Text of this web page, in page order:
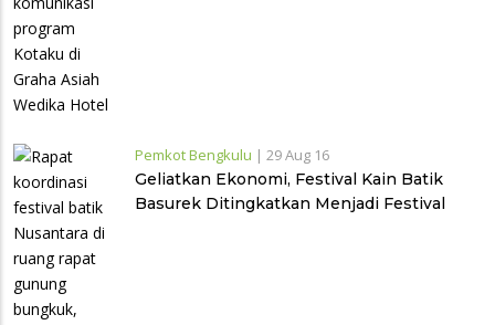
Pemkot Bengkulu | 29 Aug 16
Geliatkan Ekonomi, Festival Kain Batik
Basurek Ditingkatkan Menjadi Festival